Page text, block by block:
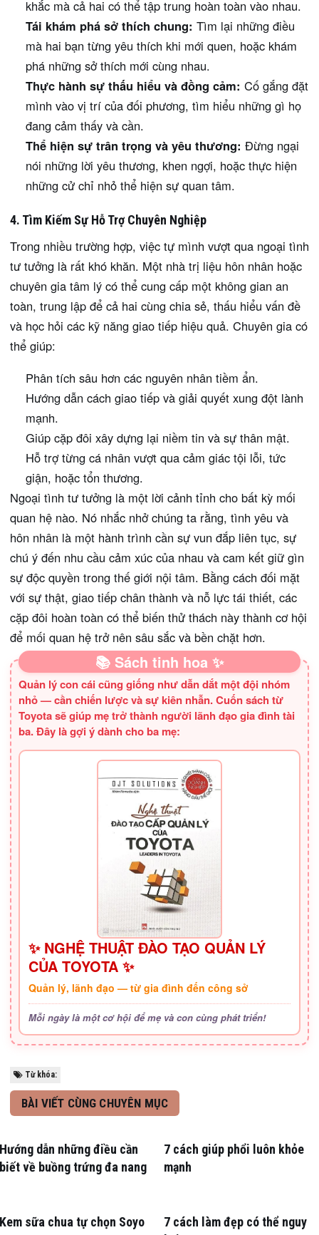
khắc mà cả hai có thể tập trung hoàn toàn vào nhau.
Tái khám phá sở thích chung: Tìm lại những điều
mà hai bạn từng yêu thích khi mới quen, hoặc khám
phá những sở thích mới cùng nhau.
Thực hành sự thấu hiểu và đồng cảm: Cố gắng đặt
mình vào vị trí của đối phương, tìm hiểu những gì họ
đang cảm thấy và cần.
Thể hiện sự trân trọng và yêu thương: Đừng ngại
nói những lời yêu thương, khen ngợi, hoặc thực hiện
những cử chỉ nhỏ thể hiện sự quan tâm.
4. Tìm Kiếm Sự Hỗ Trợ Chuyên Nghiệp
Trong nhiều trường hợp, việc tự mình vượt qua ngoại tình
tư tưởng là rất khó khăn. Một nhà trị liệu hôn nhân hoặc
chuyên gia tâm lý có thể cung cấp một không gian an
toàn, trung lập để cả hai cùng chia sẻ, thấu hiểu vấn đề
và học hỏi các kỹ năng giao tiếp hiệu quả. Chuyên gia có
thể giúp:
Phân tích sâu hơn các nguyên nhân tiềm ẩn.
Hướng dẫn cách giao tiếp và giải quyết xung đột lành
mạnh.
Giúp cặp đôi xây dựng lại niềm tin và sự thân mật.
Hỗ trợ từng cá nhân vượt qua cảm giác tội lỗi, tức
giận, hoặc tổn thương.
Ngoại tình tư tưởng là một lời cảnh tỉnh cho bất kỳ mối
quan hệ nào. Nó nhắc nhở chúng ta rằng, tình yêu và
hôn nhân là một hành trình cần sự vun đắp liên tục, sự
chú ý đến nhu cầu cảm xúc của nhau và cam kết giữ gìn
sự độc quyền trong thế giới nội tâm. Bằng cách đối mặt
với sự thật, giao tiếp chân thành và nỗ lực tái thiết, các
cặp đôi hoàn toàn có thể biến thử thách này thành cơ hội
để mối quan hệ trở nên sâu sắc và bền chặt hơn.
📚 Sách tinh hoa ✨
Quản lý con cái cũng giống như dẫn dắt một đội nhóm
nhỏ — cần chiến lược và sự kiên nhẫn. Cuốn sách từ
Toyota sẽ giúp mẹ trở thành người lãnh đạo gia đình tài
ba. Đây là gợi ý dành cho ba mẹ:
✨ NGHỆ THUẬT ĐÀO TẠO QUẢN LÝ
CỦA TOYOTA ✨
Quản lý, lãnh đạo — từ gia đình đến công sở
Mỗi ngày là một cơ hội để mẹ và con cùng phát triển!
Từ khóa:
BÀI VIẾT CÙNG CHUYÊN MỤC
Hướng dẫn những điều cần
biết về buồng trứng đa nang
7 cách giúp phổi luôn khỏe
mạnh
Kem sữa chua tự chọn Soyo
7 cách làm đẹp có thể nguy